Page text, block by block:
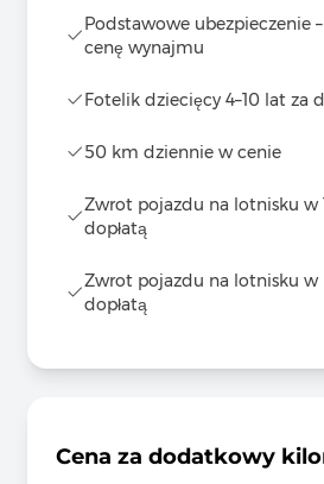
Podstawowe ubezpieczenie
cenę wynajmu
Fotelik dziecięcy 4–10 lat za
50 km dziennie w cenie
Zwrot pojazdu na lotnisku w
dopłatą
Zwrot pojazdu na lotnisku w
dopłatą
Cena za dodatkowy